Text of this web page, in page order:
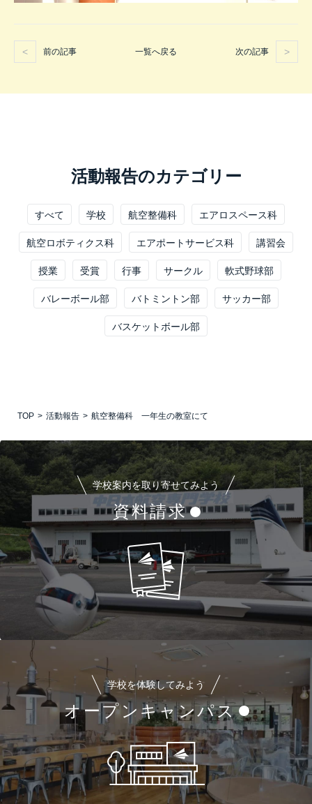
前の記事 一覧へ戻る 次の記事
活動報告のカテゴリー
すべて 学校 航空整備科 エアロスペース科
航空ロボティクス科 エアポートサービス科 講習会
授業 受賞 行事 サークル 軟式野球部
バレーボール部 バトミントン部 サッカー部
バスケットボール部
TOP 活動報告 航空整備科 一年生の教室にて
学校案内を取り寄せてみよう
資料請求
学校を体験してみよう
オープンキャンパス